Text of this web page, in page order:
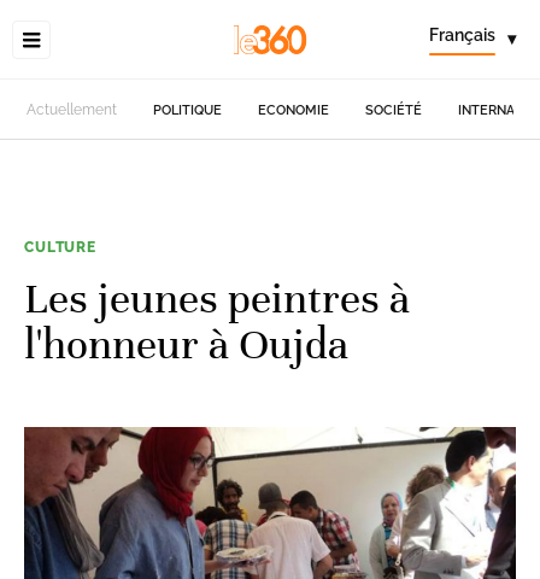
Français ▾
Actuellement POLITIQUE ECONOMIE SOCIÉTÉ
CULTURE
Les jeunes peintres à
l'honneur à Oujda